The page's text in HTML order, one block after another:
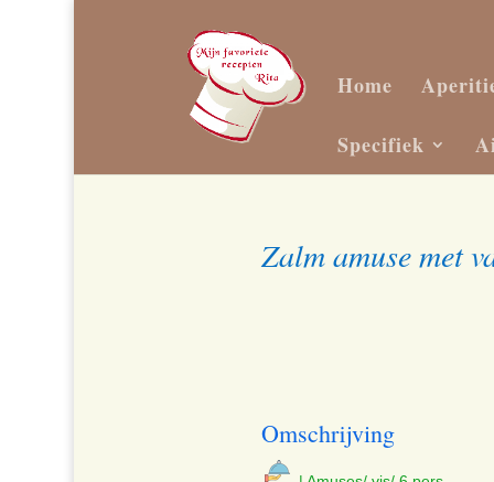
Home
Specifiek
Zalm amuse met
Omschrijving